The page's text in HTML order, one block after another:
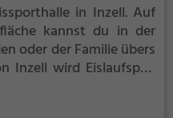
in Inzell. Auf
kannst du in der
oder der Familie übers
Inzell wird Eislaufspaß
aufs Eis wagen.